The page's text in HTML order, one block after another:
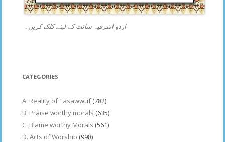
اردو اشرفیہ سائٹ کے لیئے کلک کریں۔
CATEGORIES
A. Reality of Tasawwuf(782)
B. Praise worthy morals (635)
C. Blame worthy Morals (561)
D. Acts of Worship (998)